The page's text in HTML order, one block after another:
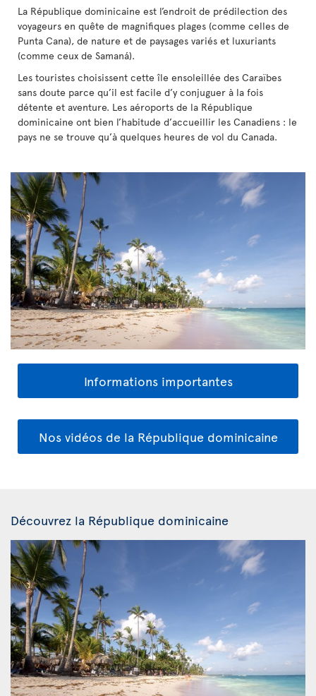
La République dominicaine est l’endroit de prédilection des
voyageurs en quête de magnifiques plages (comme celles de
Punta Cana), de nature et de paysages variés et luxuriants
(comme ceux de Samaná).
Les touristes choisissent cette île ensoleillée des Caraïbes
sans doute parce qu’il est facile d’y conjuguer à la fois
détente et aventure. Les aéroports de la République
dominicaine ont bien l’habitude d’accueillir les Canadiens : le
pays ne se trouve qu’à quelques heures de vol du Canada.
Informations importantes
Nos vidéos de la République dominicaine
Découvrez la République dominicaine